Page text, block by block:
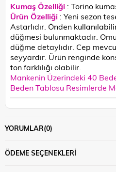
Kumaş Özelliği : Torino
Ürün Özelliği : Yeni sezon
Astarlıdır. Önden
düğmesi bulunmaktadır.
düğme detaylıdır. Cep
seyyardır. Ürün renginde
ton farklılığı olabilir.
Mankenin Üzerindeki 40
Beden Tablosu Resimlerde
YORUMLAR(0)
ÖDEME SEÇENEKLERI